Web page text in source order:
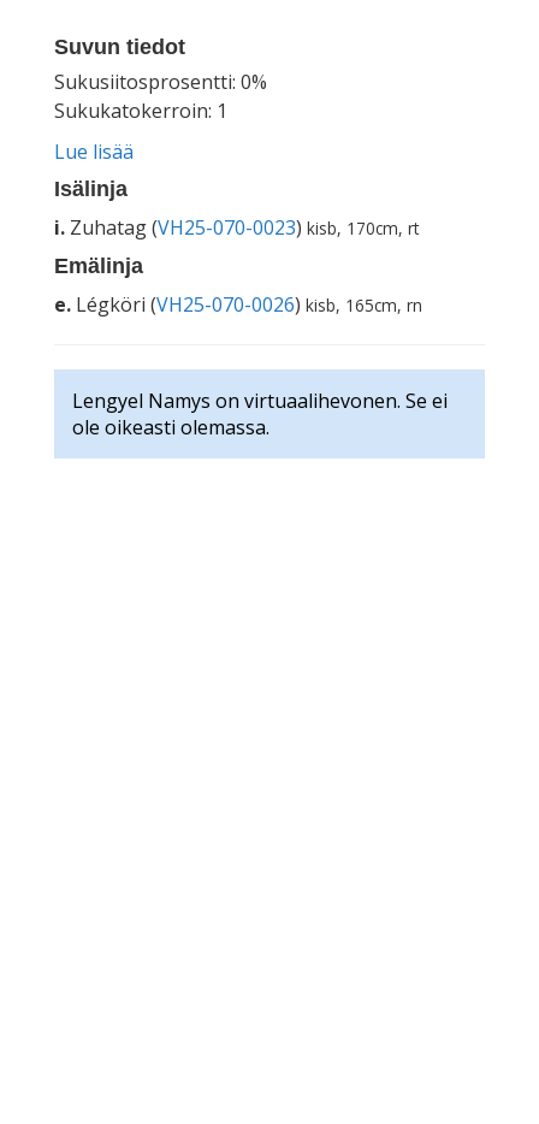
Suvun tiedot
Sukusiitosprosentti: 0%
Sukukatokerroin: 1
Lue lisää
Isälinja
i. Zuhatag (VH25-070-0023) kisb, 170cm, rt
Emälinja
e. Légköri (VH25-070-0026) kisb, 165cm, rn
Lengyel Namys on virtuaalihevonen. Se ei
ole oikeasti olemassa.